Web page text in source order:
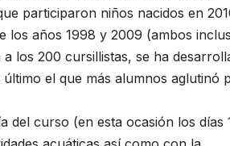
participaron niños nacidos en
los años 1998 y 2009 (ambos
los 200 cursillistas, se ha
el que más alumnos aglutinó
del curso (en esta ocasión los días